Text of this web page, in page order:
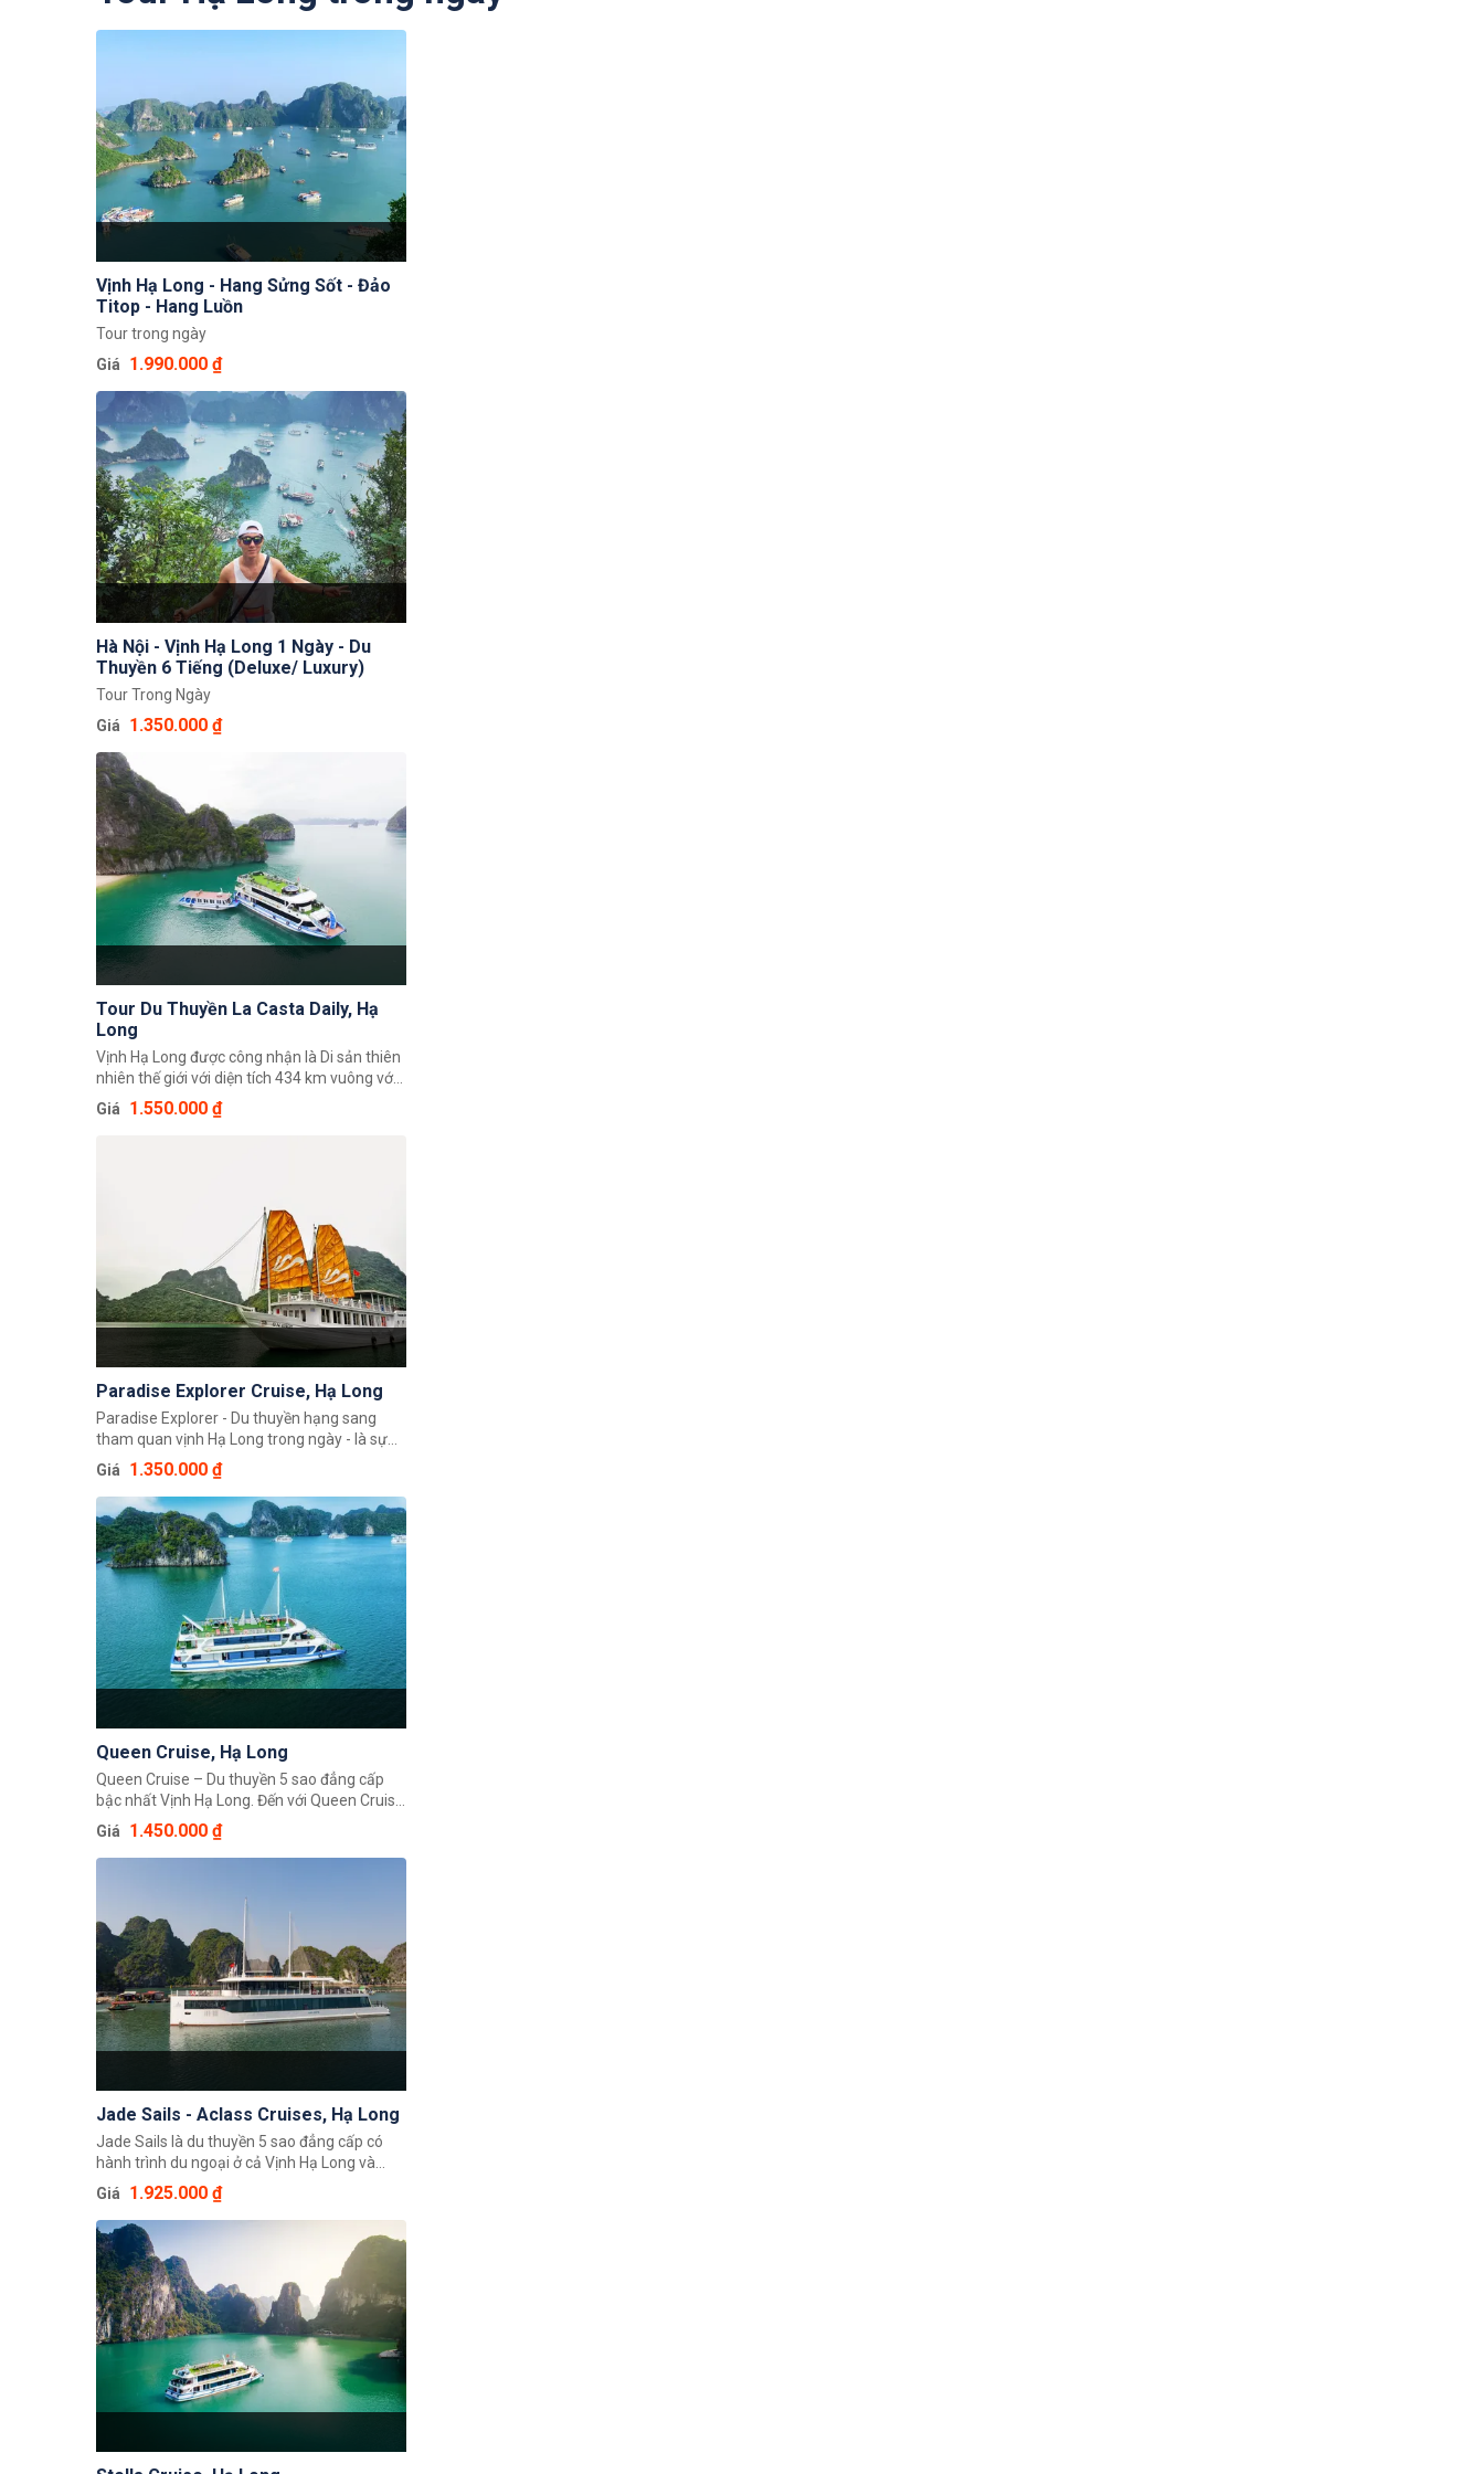
Vịnh Hạ Long - Hang Sửng Sốt - Đảo
Titop - Hang Luồn
Tour trong ngày
Giá
1.990.000 ₫
Hà Nội - Vịnh Hạ Long 1 Ngày - Du
Thuyền 6 Tiếng (Deluxe/ Luxury)
Tour Trong Ngày
Giá
1.350.000 ₫
Tour Du Thuyền La Casta Daily, Hạ
Long
Vịnh Hạ Long được công nhận là Di sản thiên
nhiên thế giới với diện tích 434 km vuông với
775 hòn đảo lớn nhỏ. Nó giống như một hình
tam giác khổng lồ với đảo Ðầu Gỗ, hồ Ba
phẩm tàu thăm Vịnh trong ngày cao cấp
nhằm đáp ứng nhu cầu thăm quan Vịnh Hạ
Long với chất lượng luxury cũng như nhằm
bảo vệ môi trường sinh thái và phát triển bền
vững Vịnh Hạ Long.
Giá 1.550.000 ₫
Paradise Explorer Cruise, Hạ Long
Paradise Explorer - Du thuyền hạng sang
tham quan vịnh Hạ Long trong ngày - là sự
lựa chọn hoàn hảo cho những du khách
không có điều kiện về thời gian nhưng vẫn
mong muốn được khám phá những nét đặc
sắc nhất của Vịnh Hạ Long trong vòng 1
ngày. Đây cũng là cơ hội để du khách trải
nghiệm dịch vụ chuẩn 5 sao của du thuyền
Paradise với mức giá vô cùng hợp lý.
Giá 1.350.000 ₫
Queen Cruise, Hạ Long
Queen Cruise – Du thuyền 5 sao đẳng cấp
bậc nhất Vịnh Hạ Long. Đến với Queen Cruise
chỉ trong một ngày du khách có sự trải
nghiệm đúng nghĩa với dịch vụ 5 sao chuẩn
Châu Au. Tại đây quý khách có thể tận
kỹ lưỡng từ khâu tiếp đón đến phần ăn. Du
thuyền Queen gồm 3 tầng rộng rãi và trang
nhã, đầy đủ các tiện nghi cao cấp. Tầng một
là không gian nhà hàng sang trọng, với quầy
buffet siêu to khổng lồ, chỗ ngồi thoải mái.
Tầng hai là cũng là không gian nhà hàng và
quầy bar. Tầng ba là khu vực sân thượng đẻ
checkin sống ảo, góc nào cũng đẹp cũng
Giá 1.450.000 ₫
Jade Sails - Aclass Cruises, Hạ Long
Jade Sails là du thuyền 5 sao đẳng cấp có
hành trình du ngoại ở cả Vịnh Hạ Long và
Vịnh Lan Hạ. Du thuyền có thiết kế sang
trọng, ấm cúng, nhân viên nhiệt tình hăng hái
cùng với lịch trình đặc sắc là những gì du
thuyền Jade Sails cung cấp cho du khách.
Lựa chọn du thuyền Jade Sails chắc chắn sẽ
mang lại chuyến đi đáng nhớ khi trải nghiệm
những dịch vụ tiện nghi chất lượng hàng đầu,
cùng đội ngũ nhân viên chuyên nghiệp.
Giá 1.925.000 ₫